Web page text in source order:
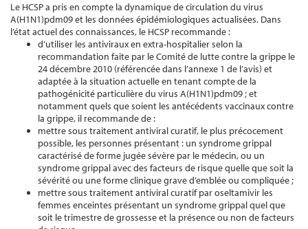
Le HCSP a pris en compte la dynamique de circulation du virus
A(H1N1)pdm09 et les données épidémiologiques actualisées. Dans
l’état actuel des connaissances, le HCSP recommande :
d’utiliser les antiviraux en extra-hospitalier selon la
recommandation faite par le Comité de lutte contre la grippe le
24 décembre 2010 (référencée dans l’annexe 1 de l’avis) et
adaptée à la situation actuelle en tenant compte de la
pathogénicité particulière du virus A(H1N1)pdm09 ; et
notamment quels que soient les antécédents vaccinaux contre
la grippe, il recommande de :
mettre sous traitement antiviral curatif, le plus précocement
possible, les personnes présentant : un syndrome grippal
caractérisé de forme jugée sévère par le médecin, ou un
syndrome grippal avec des facteurs de risque quelle que soit la
sévérité ou une forme clinique grave d’emblée ou compliquée ;
mettre sous traitement antiviral curatif par oseltamivir les
femmes enceintes présentant un syndrome grippal quel que
soit le trimestre de grossesse et la présence ou non de facteurs